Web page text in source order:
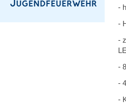
-
-
-
-
-
-